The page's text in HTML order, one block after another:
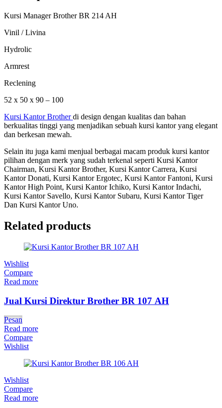
Kursi Manager Brother BR 214 AH
Vinil / Livina
Hydrolic
Armrest
Reclening
52 x 50 x 90 – 100
Kursi Kantor Brotherdi design dengan kualitas dan bahan
berkualitas tinggi yang menjadikan sebuah kursi kantor yang elegant
dan berkesan mewah.
Selain itu juga kami menjual berbagai macam produk kursi kantor
pilihan dengan merk yang sudah terkenal seperti Kursi Kantor
Chairman, Kursi Kantor Brother, Kursi Kantor Carrera, Kursi
Kantor Donati, Kursi Kantor Ergotec, Kursi Kantor Fantoni, Kursi
Kantor High Point, Kursi Kantor Ichiko, Kursi Kantor Indachi,
Kursi Kantor Savello, Kursi Kantor Subaru, Kursi Kantor Tiger
Dan Kursi Kantor Uno.
Related products
Wishlist
Compare
Read more
Jual Kursi Direktur Brother BR 107 AH
Pesan
Read more
Compare
Wishlist
Wishlist
Compare
Read more